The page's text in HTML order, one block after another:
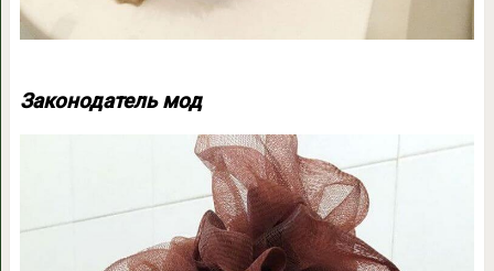
Законодатель мод